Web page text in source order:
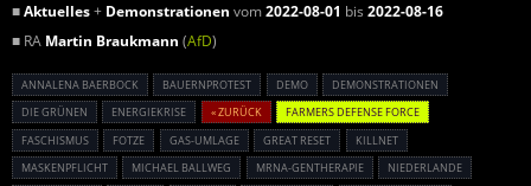
■Aktuelles+ Demonstrationen vom2022-08-01 bis 2022-08-16
■ RA Martin Braukmann (AfD)
ANNALENA BAERBOCK BAUERNPROTEST DEMO
DEMONSTRATIONEN
DIE GRÜNEN
ENERGIEKRISE « ZURÜCK
FARMERS DEFENSE FORCE
FASCHISMUS
FOTZE GAS-UMLAGE GREAT RESET
KILLNET
MASKENPFLICHT
MICHAEL BALLWEG MRNA-GENTHERAPIE
NIEDERLANDE